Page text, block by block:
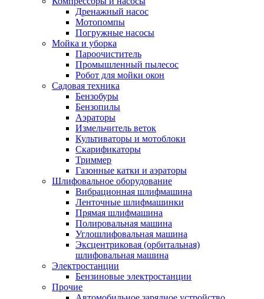
Дренажный насос
Мотопомпы
Погружные насосы
Мойка и уборка
Пароочиститель
Промышленный пылесос
Робот для мойки окон
Садовая техника
Бензобуры
Бензопилы
Аэраторы
Измельчитель веток
Культиваторы и мотоблоки
Скарификаторы
Триммер
Газонные катки и аэраторы
Шлифовальное оборудование
Вибрационная шлифмашина
Ленточные шлифмашинки
Прямая шлифмашина
Полировальная машина
Углошлифовальная машина
Эксцентриковая (орбитальная)
шлифовальная машина
Электростанции
Бензиновые электростанции
Прочие